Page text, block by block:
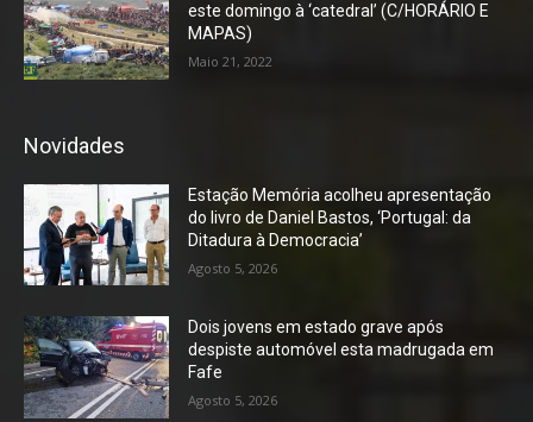
este domingo à ‘catedral’ (C/HORÁRIO E
MAPAS)
Maio 21, 2022
Novidades
Estação Memória acolheu apresentação
do livro de Daniel Bastos, ‘Portugal: da
Ditadura à Democracia’
Agosto 5, 2026
Dois jovens em estado grave após
despiste automóvel esta madrugada em
Fafe
Agosto 5, 2026